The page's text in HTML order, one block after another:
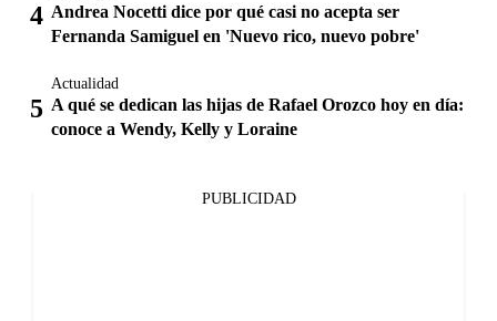
Andrea Nocetti dice por qué casi no acepta ser
Fernanda Samiguel en 'Nuevo rico, nuevo pobre'
Actualidad
A qué se dedican las hijas de Rafael Orozco hoy en día:
conoce a Wendy, Kelly y Loraine
PUBLICIDAD